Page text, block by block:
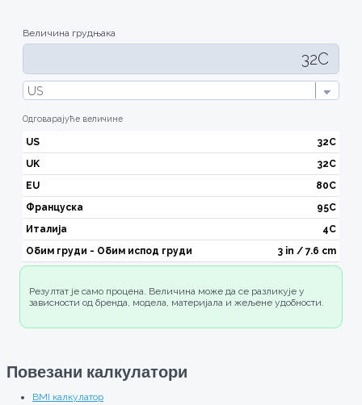
Величина грудњака
Одговарајуће величине
US
32C
UK
32C
EU
80C
Француска
95C
Италија
4C
Обим груди - Обим испод груди
3 in / 7.6 cm
Резултат је само процена. Величина може да се разликује у
зависности од бренда, модела, материјала и жељене удобности.
Повезани калкулатори
BMI калкулатор